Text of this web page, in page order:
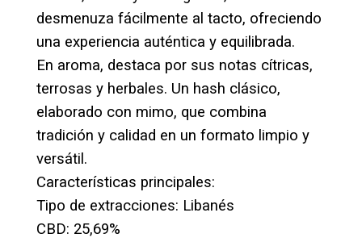
desmenuza fácilmente al tacto, ofreciendo
una experiencia auténtica y equilibrada.
En aroma, destaca por sus notas cítricas,
terrosas y herbales. Un hash clásico,
elaborado con mimo, que combina
tradición y calidad en un formato limpio y
versátil.
Características principales:
Tipo de extracciones: Libanés
CBD: 25,69%